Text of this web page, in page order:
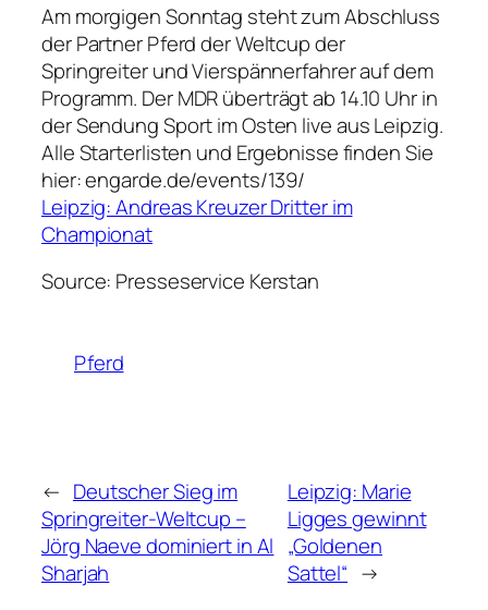
Am morgigen Sonntag steht zum Abschluss
der Partner Pferd der Weltcup der
Springreiter und Vierspännerfahrer auf dem
Programm. Der MDR überträgt ab 14.10 Uhr in
der Sendung Sport im Osten live aus Leipzig.
Alle Starterlisten und Ergebnisse finden Sie
hier: engarde.de/events/139/
Leipzig: Andreas Kreuzer Dritter im
Championat
Source: Presseservice Kerstan
Pferd
← Deutscher Sieg im
Springreiter-Weltcup –
Jörg Naeve dominiert in Al
Sharjah
Leipzig: Marie
Ligges gewinnt
„Goldenen
Sattel“ →